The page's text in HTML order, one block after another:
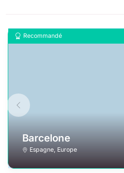
Recommandé
Barcelone
Espagne, Europe